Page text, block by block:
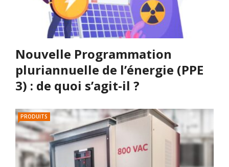
Nouvelle Programmation
pluriannuelle de l’énergie (PPE
3) : de quoi s’agit-il ?
PRODUITS